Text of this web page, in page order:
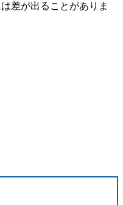
差が出ることがありま